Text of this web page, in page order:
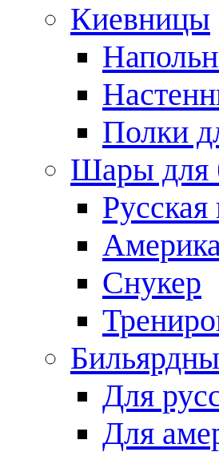
Киевницы
Полки
Шары для
Снукер
Для
Для